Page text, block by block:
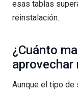
esas tablas
reinstalación.
¿Cuánto
aprovechar
Aunque el tipo de